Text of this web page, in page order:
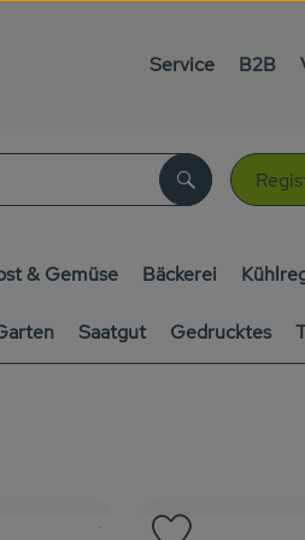
Service B2B
Suchen
& Gemüse Bäckerei
Saatgut Gedrucktes
, Verband:
, Kontrollstelle:
.